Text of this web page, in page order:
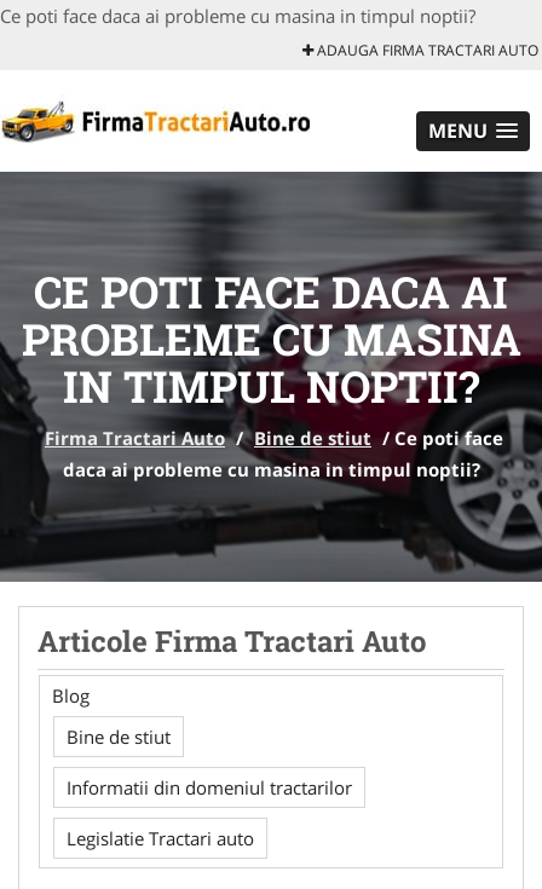
Ce poti face daca ai probleme cu masina in timpul noptii?
ADAUGA FIRMA TRACTARI AUTO
MENU
CE POTI FACE DACA AI
PROBLEME CU MASINA
IN TIMPUL NOPTII?
Firma Tractari Auto / Bine de stiut / Ce poti face
daca ai probleme cu masina in timpul noptii?
Articole Firma Tractari Auto
Blog
Bine de stiut
Informatii din domeniul tractarilor
Legislatie Tractari auto